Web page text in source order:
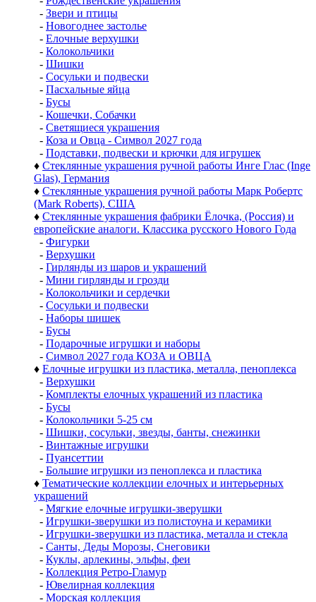
- Звери и птицы
- Новогоднее застолье
- Елочные верхушки
- Колокольчики
- Шишки
- Сосульки и подвески
- Пасхальные яйца
- Бусы
- Кошечки, Собачки
- Светящиеся украшения
- Коза и Овца - Символ 2027 года
- Подставки, подвески и крючки для игрушек
♦ Стеклянные украшения ручной работы Инге Глас (Inge
Glas), Германия
♦ Стеклянные украшения ручной работы Марк Робертс
(Mark Roberts), США
♦ Стеклянные украшения фабрики Ёлочка, (Россия) и
европейские аналоги. Классика русского Нового Года
- Фигурки
- Верхушки
- Гирлянды из шаров и украшений
- Мини гирлянды и грозди
- Колокольчики и сердечки
- Сосульки и подвески
- Наборы шишек
- Бусы
- Подарочные игрушки и наборы
- Символ 2027 года КОЗА и ОВЦА
♦ Елочные игрушки из пластика, металла, пеноплекса
- Верхушки
- Комплекты елочных украшений из пластика
- Бусы
- Колокольчики 5-25 см
- Шишки, сосульки, звезды, банты, снежинки
- Винтажные игрушки
- Пуансеттии
- Большие игрушки из пеноплекса и пластика
♦ Тематические коллекции елочных и интерьерных
украшений
- Мягкие елочные игрушки-зверушки
- Игрушки-зверушки из полистоуна и керамики
- Игрушки-зверушки из пластика, металла и стекла
- Санты, Деды Морозы, Снеговики
- Куклы, арлекины, эльфы, феи
- Коллекция Ретро-Гламур
- Ювелирная коллекция
- Морская коллекция